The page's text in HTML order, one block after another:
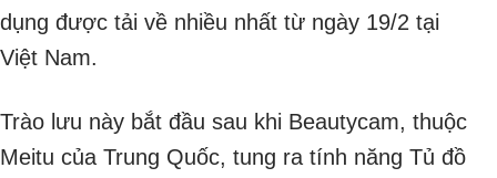
dụng được tải về nhiều nhất từ ngày 19/2 tại
Việt Nam.
Trào lưu này bắt đầu sau khi Beautycam, thuộc
Meitu của Trung Quốc, tung ra tính năng Tủ đồ